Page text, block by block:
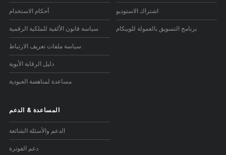
أحكام الاستخدام
سياسة قانون الألفية للملكية الرقمية
سياسة ملفات تعريف الارتباط
دليل الرقابة الأبوية
مساعدة لمناهضة العبودية
اشتراك الاستوديو
برنامج التسويق بالعمولة للويبكام
المساعدة & الدعم
الدعم والأسئلة الشائعة
دعم الفوترة